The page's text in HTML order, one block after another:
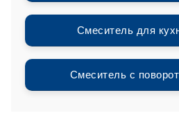
Смеситель для
Смеситель с